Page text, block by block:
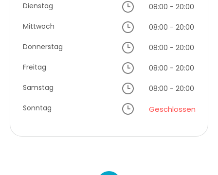
Dienstag
08:00 - 20:00
Mittwoch
08:00 - 20:00
Donnerstag
08:00 - 20:00
Freitag
08:00 - 20:00
Samstag
08:00 - 20:00
Sonntag
Geschlossen